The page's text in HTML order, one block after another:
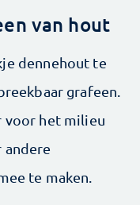
van hout
dennehout te
grafeen.
voor het milieu
andere
te maken.